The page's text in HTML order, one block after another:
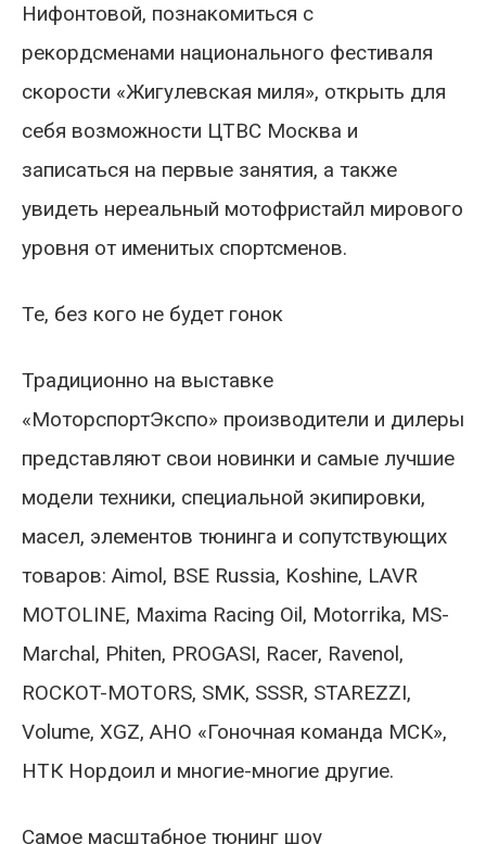
Нифонтовой, познакомиться с
рекордсменами национального фестиваля
скорости «Жигулевская миля», открыть для
себя возможности ЦТВС Москва и
записаться на первые занятия, а также
увидеть нереальный мотофристайл мирового
уровня от именитых спортсменов.
Те, без кого не будет гонок
Традиционно на выставке
«МоторспортЭкспо» производители и дилеры
представляют свои новинки и самые лучшие
модели техники, специальной экипировки,
масел, элементов тюнинга и сопутствующих
товаров: Aimol, BSE Russia, Koshine, LAVR
MOTOLINE, Maxima Racing Oil, Motorrika, MS-
Marchal, Phiten, PROGASI, Racer, Ravenol,
ROCKOT-MOTORS, SMK, SSSR, STAREZZI,
Volume, XGZ, АНО «Гоночная команда МСК»,
НТК Нордоил и многие-многие другие.
Самое масштабное тюнинг шоу